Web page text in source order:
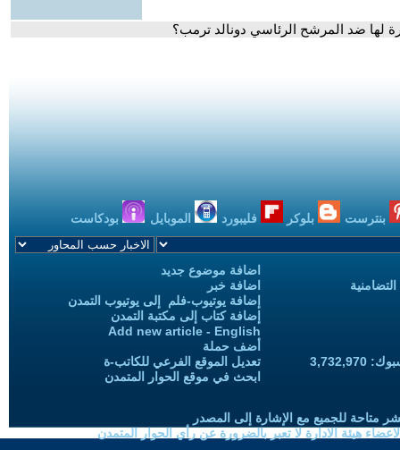
لها ضد المرشح الرئاسي دونالد ترمب؟
بنترست بلوكر فليبورد الموبايل بودكاست
اضافة موضوع جديد
اضافة خبر
إضافة يوتيوب-فلم إلى يوتيوب التمدن
إضافة كتاب إلى مكتبة التمدن
Add new article - English
أضف حملة
تعديل الموقع الفرعي للكاتب-ة
ابحث في موقع الحوار المتمدن
متاحة للجميع مع الإشارة إلى المصدر
هيئة الادارة لا تعبر بالضرورة عن رأي الحوار المتمدن